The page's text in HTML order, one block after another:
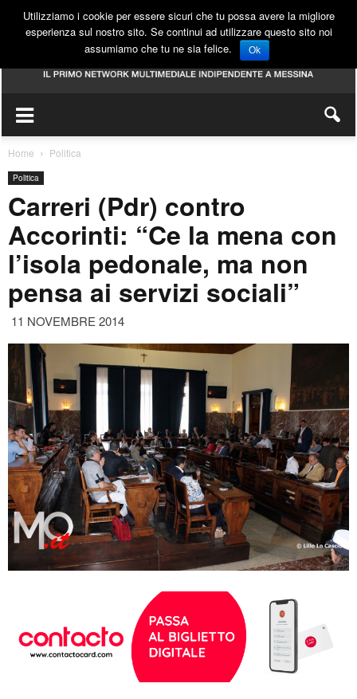
Home Politica
Politica
Carreri (Pdr) contro
Accorinti: “Ce la mena con
l’isola pedonale, ma non
pensa ai servizi sociali”
11 NOVEMBRE 2014
Utilizziamo i cookie per essere sicuri che tu possa avere la migliore
esperienza sul nostro sito. Se continui ad utilizzare questo sito noi
assumiamo che tu ne sia felice.
Ok